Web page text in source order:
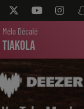
Mélo Décalé
Tiakola